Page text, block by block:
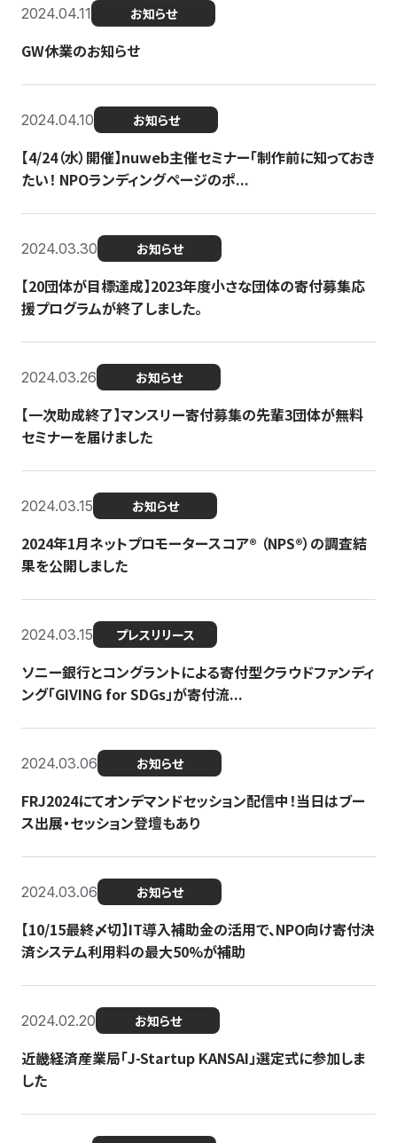
2024.04.11 お知らせ
GW休業のお知らせ
2024.04.10 お知らせ
【4/24（水）開催】nuweb主催セミナー「制作前に知っておき
たい！ NPOランディングページのポ...
2024.03.30 お知らせ
【20団体が目標達成】2023年度小さな団体の寄付募集応
援プログラムが終了しました。
2024.03.26 お知らせ
【一次助成終了】マンスリー寄付募集の先輩3団体が無料
セミナーを届けました
2024.03.15 お知らせ
2024年1月ネットプロモータースコア®︎ （NPS®︎）の調査結
果を公開しました
2024.03.15 プレスリリース
ソニー銀行とコングラントによる寄付型クラウドファンディ
ング「GIVING for SDGs」が寄付流...
2024.03.06 お知らせ
FRJ2024にてオンデマンドセッション配信中！当日はブー
ス出展・セッション登壇もあり
2024.03.06 お知らせ
【10/15最終〆切】IT導入補助金の活用で、NPO向け寄付決
済システム利用料の最大50%が補助
2024.02.20 お知らせ
近畿経済産業局「J-Startup KANSAI」選定式に参加しま
した